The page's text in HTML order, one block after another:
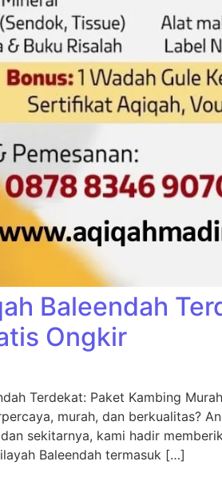
Baleendah
Ongkir
Terdekat: Paket Kambing
murah, dan berkualitas?
sekitarnya, kami hadir
Baleendah termasuk […]